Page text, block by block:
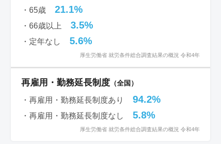
・65歳 21.1%
・66歳以上 3.5%
・定年なし 5.6%
厚生労働省 就労条件総合調査結果の概況 令和4年
再雇用・勤務延長制度（全国）
・再雇用・勤務延長制度あり 94.2%
・再雇用・勤務延長制度なし 5.8%
厚生労働省 就労条件総合調査結果の概況 令和4年